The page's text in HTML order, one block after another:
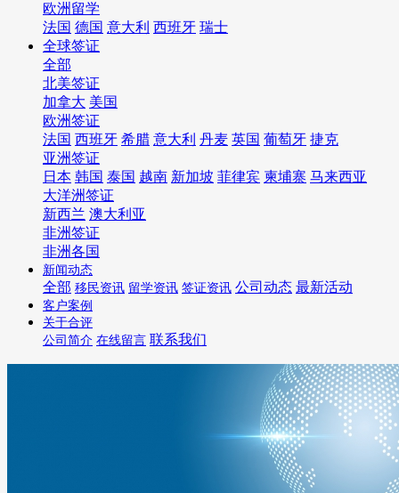
欧洲留学
法国 德国 意大利 西班牙 瑞士
全球签证
全部
北美签证
加拿大 美国
欧洲签证
法国 西班牙 希腊 意大利 丹麦 英国 葡萄牙 捷克
亚洲签证
日本 韩国 泰国 越南 新加坡 菲律宾 柬埔寨 马来西亚
大洋洲签证
新西兰 澳大利亚
非洲签证
非洲各国
新闻动态
全部 移民资讯 留学资讯 签证资讯 公司动态 最新活动
客户案例
关于合评
公司简介 在线留言 联系我们